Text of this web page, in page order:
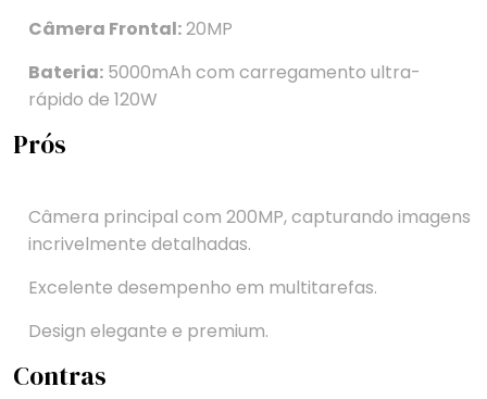
Câmera Frontal:20MP
Bateria: 5000mAh com carregamento ultra-
rápido de 120W
Prós
Câmera principal com 200MP, capturando imagens
incrivelmente detalhadas.
Excelente desempenho em multitarefas.
Design elegante e premium.
Contras